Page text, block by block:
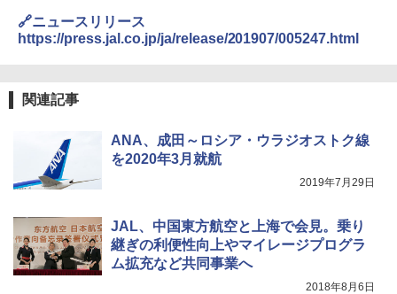
🔗ニュースリリース
https://press.jal.co.jp/ja/release/201907/005247.html
関連記事
ANA、成田～ロシア・ウラジオストク線
を2020年3月就航
2019年7月29日
JAL、中国東方航空と上海で会見。乗り
継ぎの利便性向上やマイレージプログラ
ム拡充など共同事業へ
2018年8月6日